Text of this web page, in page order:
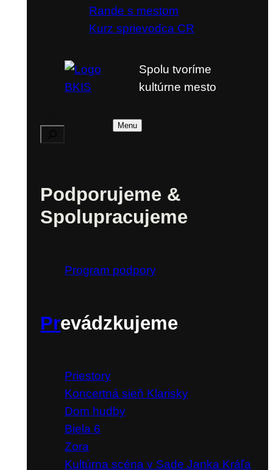
Rande s mestom
Kurz sprievodca CR
Spolu tvoríme
kultúrne mesto
Vyhľadávanie
Menu
Podporujeme &
Spolupracujeme
Program podpory
Prevádzkujeme
Priestory
Koncertná sieň Klarisky
Dom hudby
Biela 6
Zora
Kultúrna scéna v Sade Janka Kráľa